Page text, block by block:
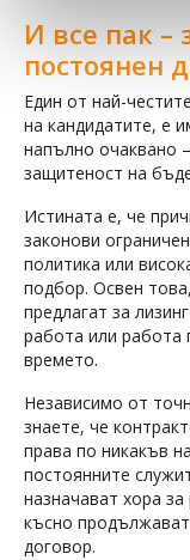
И все пак –
постоянен
Един от най-
на кандидатите, е
напълно очаквано
защитеност на
Истината е, че
законови
политика или
подбор. Освен
предлагат за
работа или работа
времето.
Независимо от
знаете, че
права по никакъв
постоянните
назначават хора
късно
договор.